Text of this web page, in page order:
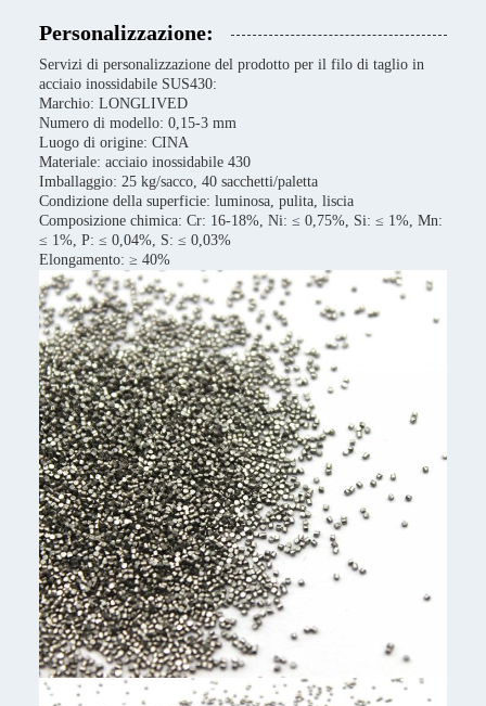
Personalizzazione:
Servizi di personalizzazione del prodotto per il filo di taglio in
acciaio inossidabile SUS430:
Marchio: LONGLIVED
Numero di modello: 0,15-3 mm
Luogo di origine: CINA
Materiale: acciaio inossidabile 430
Imballaggio: 25 kg/sacco, 40 sacchetti/paletta
Condizione della superficie: luminosa, pulita, liscia
Composizione chimica: Cr: 16-18%, Ni: ≤ 0,75%, Si: ≤ 1%, Mn:
≤ 1%, P: ≤ 0,04%, S: ≤ 0,03%
Elongamento: ≥ 40%